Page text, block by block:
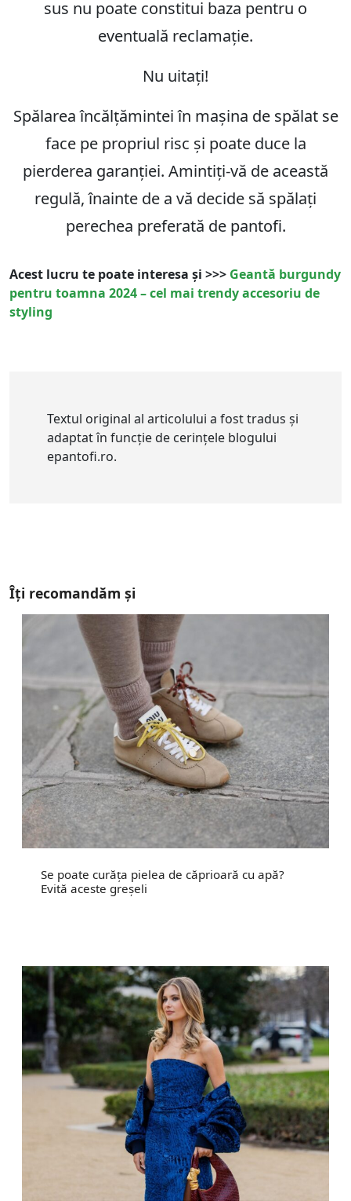
sus nu poate constitui baza pentru o
eventuală reclamație.
Nu uitați!
Spălarea încălțămintei în mașina de spălat se
face pe propriul risc și poate duce la
pierderea garanției. Amintiți-vă de această
regulă, înainte de a vă decide să spălați
perechea preferată de pantofi.
Acest lucru te poate interesa și >>> Geantă burgundy
pentru toamna 2024 – cel mai trendy accesoriu de
styling
Textul original al articolului a fost tradus și
adaptat în funcție de cerințele blogului
epantofi.ro.
Îți recomandăm și
Se poate curăța pielea de căprioară cu apă?
Evită aceste greșeli